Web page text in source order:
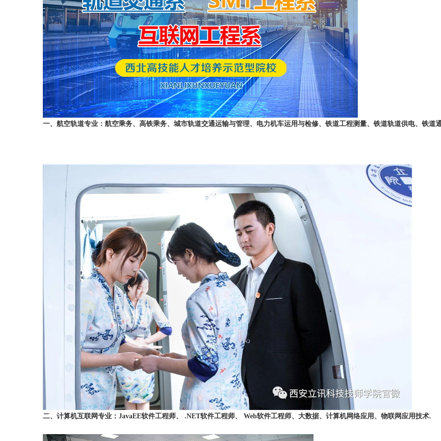
一、航空轨道专业：航空乘务、高铁乘务、城市轨道交通运输与管理、电力机车运用与检修、铁道工程测量、铁道轨道供电、铁道
二、计算机互联网专业：JavaEE软件工程师、 .NET软件工程师、 Web软件工程师、大数据、计算机网络应用、物联网应用技术.